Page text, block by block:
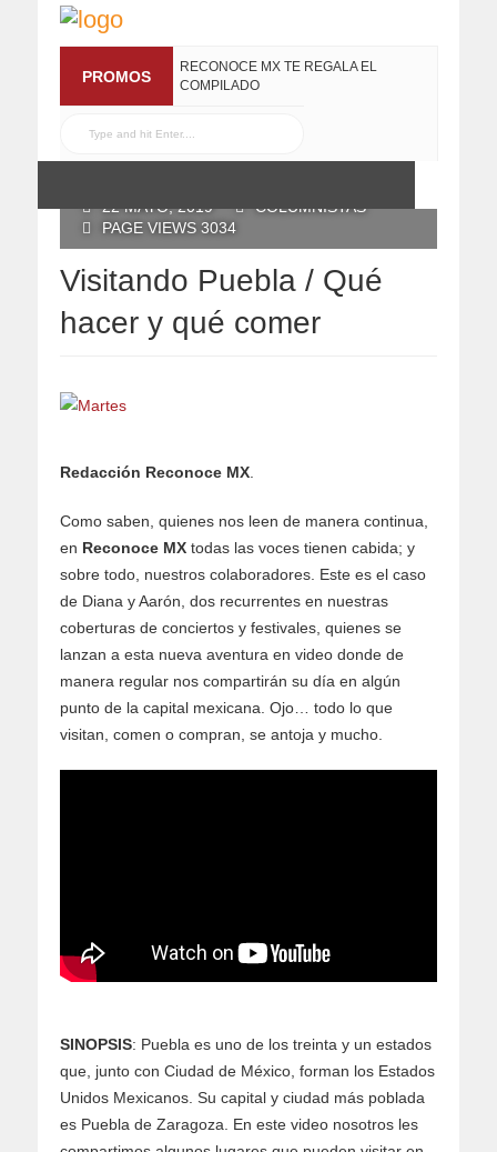
PROMOS
RECONOCE MX TE REGALA EL
COMPILADO
22 MAYO, 2019
COLUMNISTAS
PAGE VIEWS 3034
Visitando Puebla / Qué
hacer y qué comer
Redacción Reconoce MX
Como saben, quienes nos leen de manera continua,
en Reconoce MX todas las voces tienen cabida; y
sobre todo, nuestros colaboradores. Este es el caso
de Diana y Aarón, dos recurrentes en nuestras
coberturas de conciertos y festivales, quienes se
lanzan a esta nueva aventura en video donde de
manera regular nos compartirán su día en algún
punto de la capital mexicana. Ojo… todo lo que
visitan, comen o compran, se antoja y mucho.
SINOPSIS: Puebla es uno de los treinta y un estados
que, junto con Ciudad de México, forman los Estados
Unidos Mexicanos. Su capital y ciudad más poblada
es Puebla de Zaragoza. En este video nosotros les